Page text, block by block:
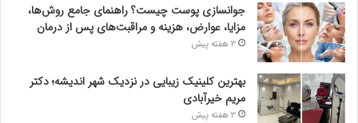
جوانسازی پوست چیست؟ راهنمای جامع روش‌ها،
مزایا، عوارض، هزینه و مراقبت‌های پس از درمان
3 هفته پیش
بهترین کلینیک زیبایی در نزدیک شهر اندیشه؛ دکتر
مریم خیرآبادی
3 هفته پیش